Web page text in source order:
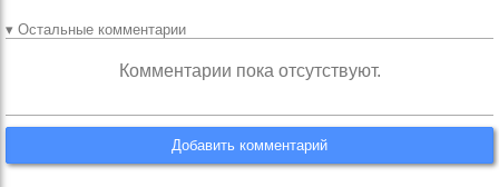
▾ Остальные комментарии
Комментарии пока отсутствуют.
Добавить комментарий